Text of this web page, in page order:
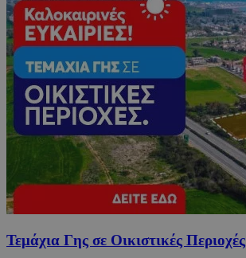
Τεμάχια Γης σε Οικιστικές Περιοχές